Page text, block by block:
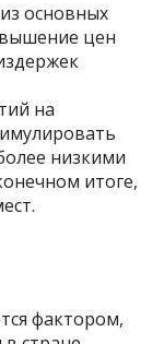
основных
цен
на
низкими
итоге,
фактором,